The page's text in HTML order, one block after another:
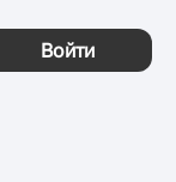
Войти